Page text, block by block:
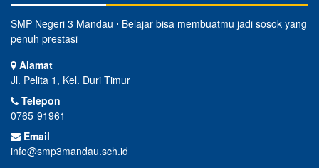
SMP Negeri 3 Mandau ⋅ Belajar bisa membuatmu jadi sosok yang
penuh prestasi
Alamat
Jl. Pelita 1, Kel. Duri Timur
Telepon
0765-91961
Email
info@smp3mandau.sch.id